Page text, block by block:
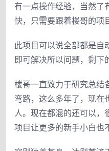
有一点操作经验，当然了
快，只需要跟着楼哥的项
此项目可以说全部都是自
即可解决所以问题，剩下
楼哥一直致力于研究总结
弯路，这么多年了，现在
人。现在都混的还可以，
项目让更多的新手小白也